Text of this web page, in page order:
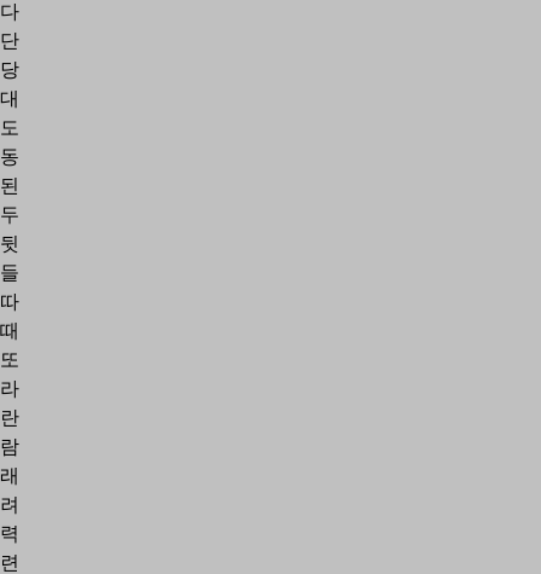
다
단
당
대
도
동
된
두
뒷
들
따
때
또
라
란
람
래
려
력
련